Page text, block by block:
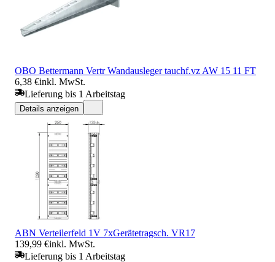
OBO Bettermann Vertr Wandausleger tauchf.vz AW 15 11 FT
6,38 €inkl. MwSt.
Lieferung bis 1 Arbeitstag
Details anzeigen
ABN Verteilerfeld 1V 7xGerätetragsch. VR17
139,99 €inkl. MwSt.
Lieferung bis 1 Arbeitstag